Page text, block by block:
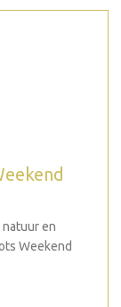
en
Weekend